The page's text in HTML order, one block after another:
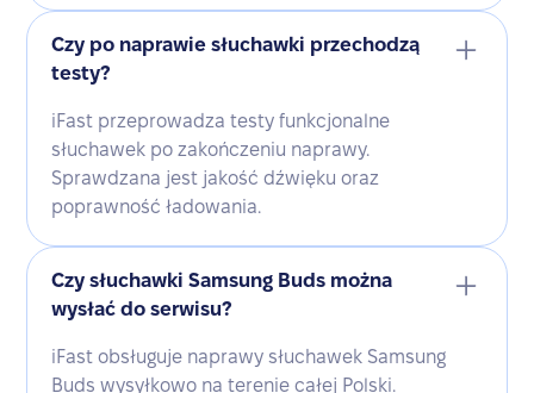
Czy po naprawie słuchawki przechodzą
testy?
iFast przeprowadza testy funkcjonalne
słuchawek po zakończeniu naprawy.
Sprawdzana jest jakość dźwięku oraz
poprawność ładowania.
Czy słuchawki Samsung Buds można
wysłać do serwisu?
iFast obsługuje naprawy słuchawek Samsung
Buds wysyłkowo na terenie całej Polski.